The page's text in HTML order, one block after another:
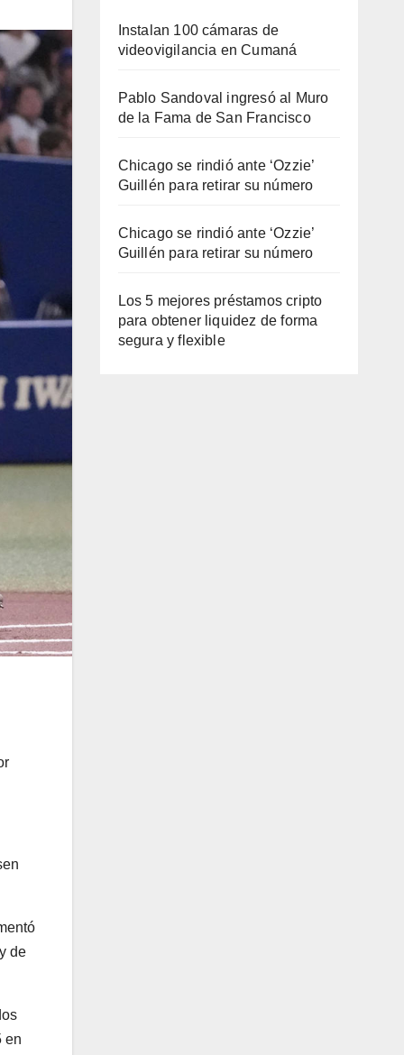
de
en
Instalan 100 cámaras de
videovigilancia en Cumaná
Pablo Sandoval ingresó al Muro
de la Fama de San Francisco
Chicago se rindió ante ‘Ozzie’
Guillén para retirar su número
Chicago se rindió ante ‘Ozzie’
Guillén para retirar su número
Los 5 mejores préstamos cripto
para obtener liquidez de forma
segura y flexible